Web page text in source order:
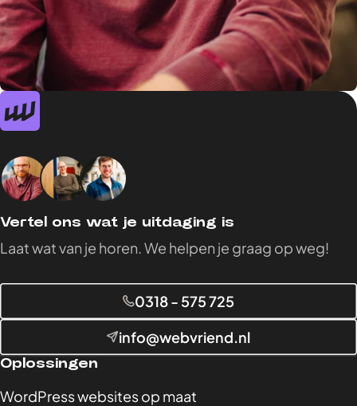
Jeroen
Vertel ons wat je uitdaging is
Laat wat van je horen. We helpen je graag op weg!
0318 - 575 725
info@webvriend.nl
Oplossingen
WordPress websites op maat